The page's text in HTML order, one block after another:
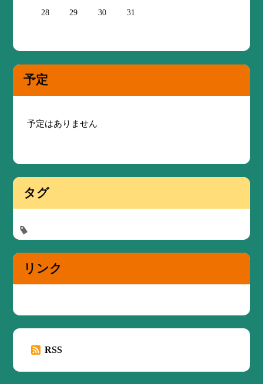
28 29 30 31
予定
予定はありません
タグ
リンク
RSS